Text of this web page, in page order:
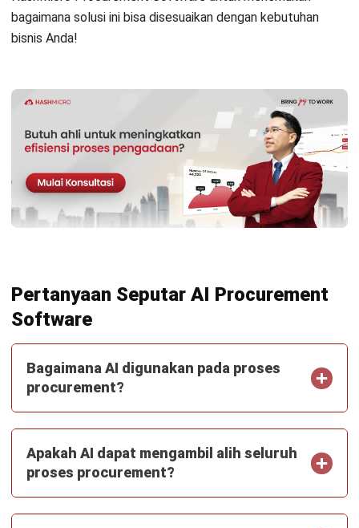
yang berkelanjutan.
HashMicro berpegang pada standar editorial yang ketat
dan menggunakan sumber utama seperti regulasi
pemerintah, pedoman industri, serta publikasi terpercaya
untuk memastikan konten yang akurat dan relevan.
Pelajari lebih lanjut tentang cara kami menjaga
ketepatan, kelengkapan, dan objektivitas konten dengan
membaca Panduan Editorial kami.
Konsultasi Gratis